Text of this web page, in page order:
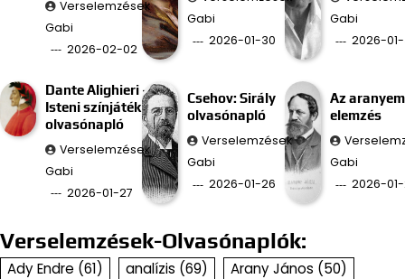
Verselemzések
Gabi
2026-02-02
Gabi
2026-01-30
Gabi
2026-
Dante Alighieri –
Isteni színjáték
olvasónapló
Verselemzések
Gabi
2026-01-27
Csehov: Sirály
olvasónapló
Verselemzések
Gabi
2026-01-26
Az
elemzés
Gabi
2026-
Verselemzések-Olvasónaplók:
Ady Endre (61) analízis (69) Arany János (50)